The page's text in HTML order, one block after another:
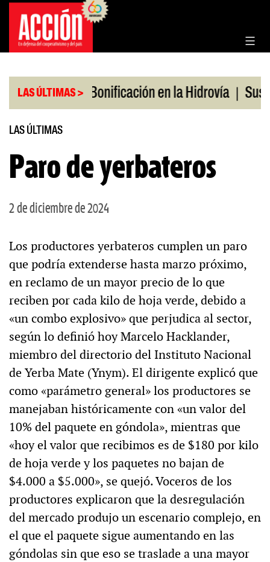
Saltar
contenido
LAS ÚLTIMAS >
en julio | Bonificación en la Hidrovía |
LAS ÚLTIMAS
Paro de yerbateros
2 de diciembre de 2024
Los productores yerbateros cumplen un paro
que podría extenderse hasta marzo próximo,
en reclamo de un mayor precio de lo que
reciben por cada kilo de hoja verde, debido a
«un combo explosivo» que perjudica al sector,
según lo definió hoy Marcelo Hacklander,
miembro del directorio del Instituto Nacional
de Yerba Mate (Ynym). El dirigente explicó que
como «parámetro general» los productores se
manejaban históricamente con «un valor del
10% del paquete en góndola», mientras que
«hoy el valor que recibimos es de $180 por kilo
de hoja verde y los paquetes no bajan de
$4.000 a $5.000», se quejó. Voceros de los
productores explicaron que la desregulación
del mercado produjo un escenario complejo, en
el que el paquete sigue aumentando en las
góndolas sin que eso se traslade a una mayor